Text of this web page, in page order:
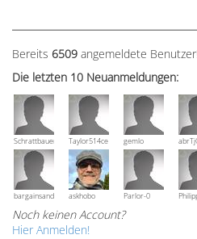
Bereits 6509 angemeldete
Die letzten 10 Neuanmeldungen:
Schrattbauer Taylor514ce gemlo
bargainsandmoreaskhobo Parlor-0
Noch keinen Account?
Hier Anmelden!